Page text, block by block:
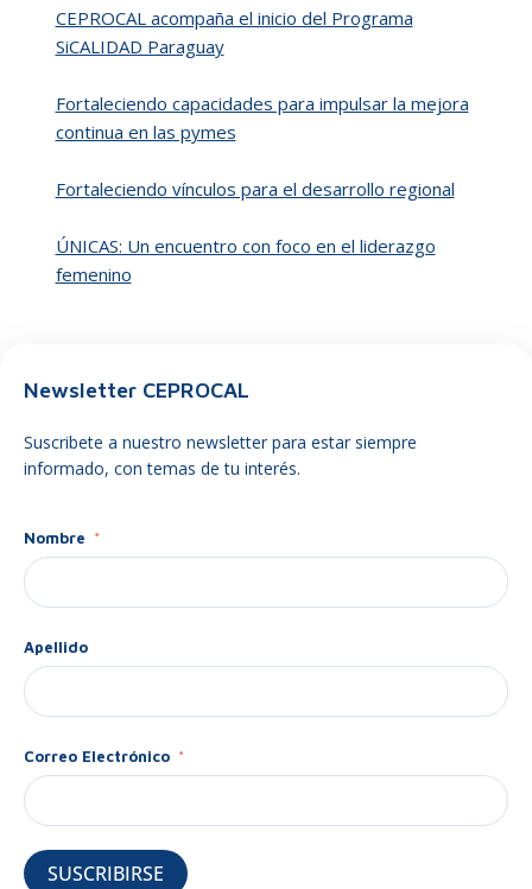
CEPROCAL acompaña el inicio del Programa
SiCALIDAD Paraguay
Fortaleciendo capacidades para impulsar la mejora
continua en las pymes
Fortaleciendo vínculos para el desarrollo regional
ÚNICAS: Un encuentro con foco en el liderazgo
femenino
Newsletter CEPROCAL
Suscribete a nuestro newsletter para estar siempre
informado, con temas de tu interés.
Nombre
Apellido
Correo Electrónico
SUSCRIBIRSE